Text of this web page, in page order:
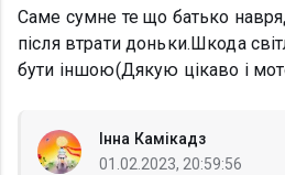
Саме сумне те що батько
після втрати доньки.Шкода
бути іншою(Дякую цікаво і
Інна Камікадз
01.02.2023, 20:59:56